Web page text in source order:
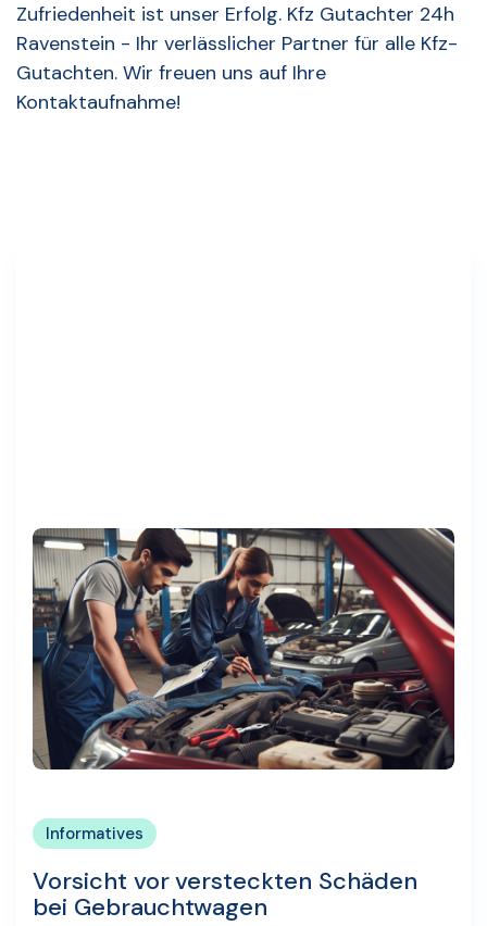
Zufriedenheit ist unser Erfolg. Kfz Gutachter 24h
Ravenstein - Ihr verlässlicher Partner für alle Kfz-
Gutachten. Wir freuen uns auf Ihre
Kontaktaufnahme!
Informatives
Vorsicht vor versteckten Schäden
bei Gebrauchtwagen